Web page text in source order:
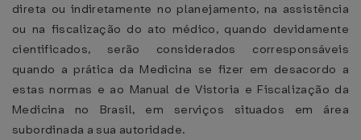
direta ou indiretamente no planejamento, na assistência
ou na fiscalização do ato médico, quando devidamente
cientificados, serão considerados corresponsáveis
quando a prática da Medicina se fizer em desacordo a
estas normas e ao Manual de Vistoria e Fiscalização da
Medicina no Brasil, em serviços situados em área
subordinada a sua autoridade.